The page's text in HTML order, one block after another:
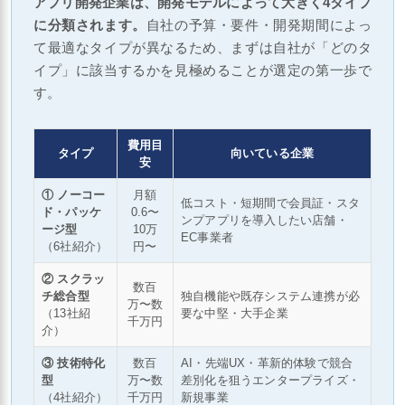
に分類されます。
自社の予算・要件・開発期間によっ
て最適なタイプが異なるため、まずは自社が「どのタ
イプ」に該当するかを見極めることが選定の第一歩で
す。
タイプ
費用目
安
向いている企業
① ノーコー
ド・パッケ
ージ型
（6社紹介）
月額
0.6〜
10万
円〜
低コスト・短期間で会員証・スタ
ンプアプリを導入したい店舗・
EC事業者
② スクラッ
チ総合型
（13社紹
介）
数百
万〜数
千万円
独自機能や既存システム連携が必
要な中堅・大手企業
③ 技術特化
型
（4社紹介）
数百
万〜数
千万円
AI・先端UX・革新的体験で競合
差別化を狙うエンタープライズ・
新規事業